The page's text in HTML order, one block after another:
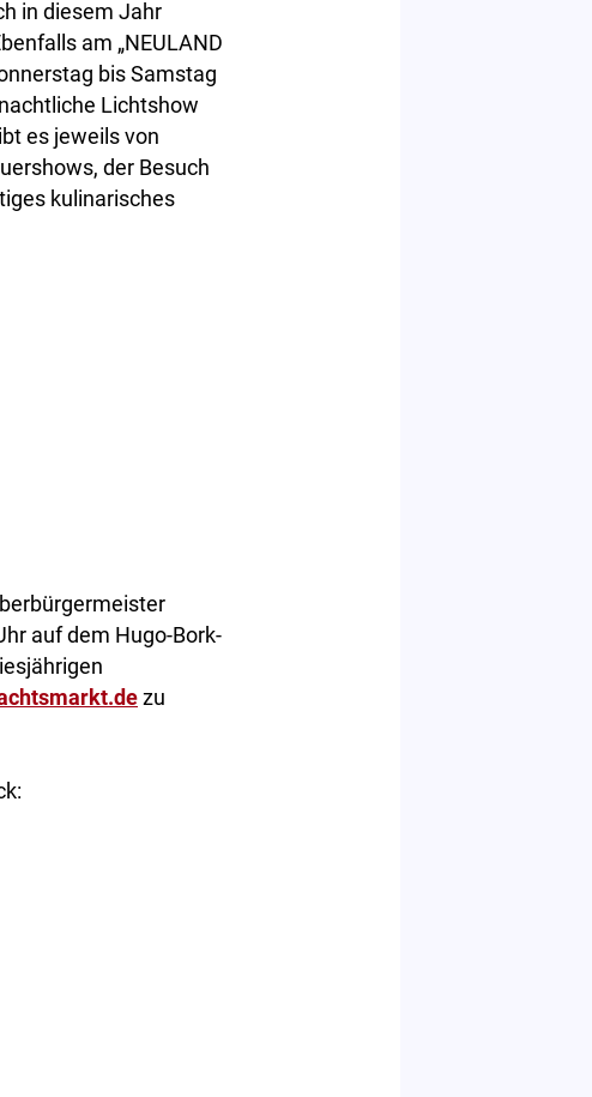
in diesem Jahr
am „NEULAND
bis Samstag
Lichtshow
es jeweils von
der Besuch
kulinarisches
auf dem Hugo-Bork-
zu